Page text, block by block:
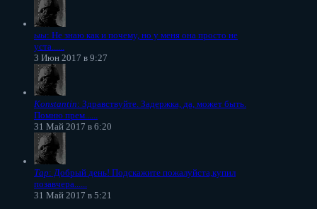
ыы: Не знаю как и почему, но у меня она просто не
уста......
3 Июн 2017 в 9:27
Konstantin: Здравствуйте. Задержка, да, может быть.
Помню прем......
31 Май 2017 в 6:20
Тар: Добрый день! Подскажите пожалуйста,купил
позавчера......
31 Май 2017 в 5:21